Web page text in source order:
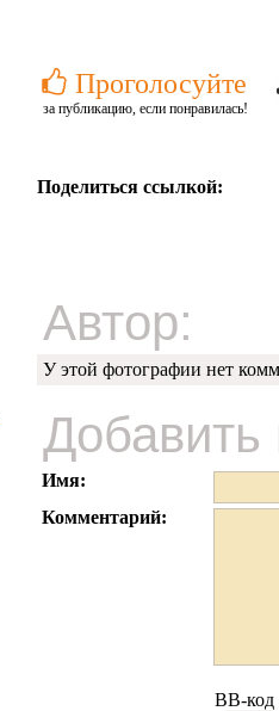
Проголосуйте
за публикацию, если понравилась!
Поделиться ссылкой:
Автор:
У этой фотографии нет
Имя:
Комментарий:
BB-код